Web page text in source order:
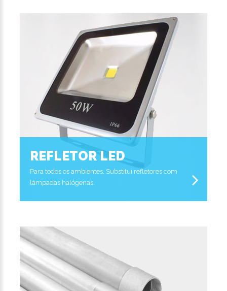
REFLETOR LED
Para todos os ambientes, Substitui refletores com
lâmpadas halógenas.